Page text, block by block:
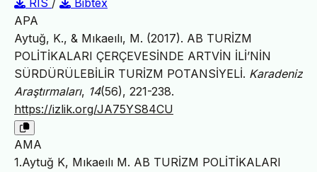
RIS /
Bibtex
APA
Aytuğ, K., & Mıkaeılı, M. (2017). AB TURİZM
POLİTİKALARI ÇERÇEVESİNDE ARTVİN İLİ’NİN
SÜRDÜRÜLEBİLİR TURİZM POTANSİYELİ. Karadeniz
Araştırmaları, 14(56), 221-238.
https://izlik.org/JA75YS84CU
AMA
1.Aytuğ K, Mıkaeılı M. AB TURİZM POLİTİKALARI